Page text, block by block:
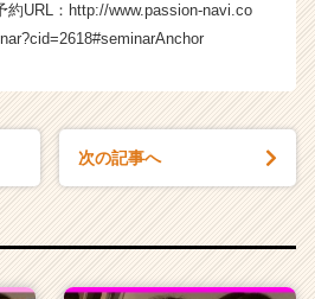
約URL：http://www.passion-navi.co
次の記事へ